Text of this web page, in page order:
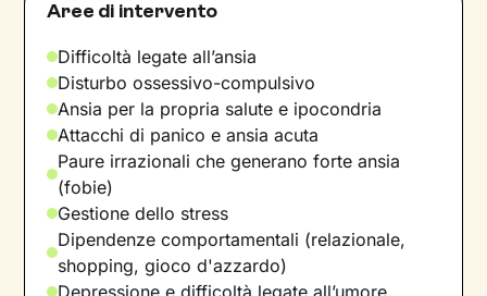
Aree di intervento
Difficoltà legate all’ansia
Disturbo ossessivo-compulsivo
Ansia per la propria salute e ipocondria
Attacchi di panico e ansia acuta
Paure irrazionali che generano forte ansia
(fobie)
Gestione dello stress
Dipendenze comportamentali (relazionale,
shopping, gioco d'azzardo)
Depressione e difficoltà legate all’umore